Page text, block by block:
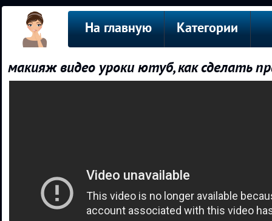
На главную Категории
макияж видео уроки ютуб, как сделать